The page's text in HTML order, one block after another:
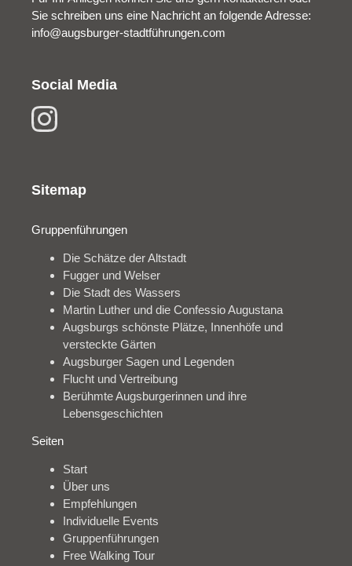
Sie schreiben uns eine Nachricht an folgende Adresse:
info@augsburger-stadtführungen.com
Social Media
Sitemap
Gruppenführungen
Die Schätze der Altstadt
Fugger und Welser
Die Stadt des Wassers
Martin Luther und die Confessio Augustana
Augsburgs schönste Plätze, Innenhöfe und
versteckte Gärten
Augsburger Sagen und Legenden
Flucht und Vertreibung
Berühmte Augsburgerinnen und ihre
Lebensgeschichten
Seiten
Start
Über uns
Empfehlungen
Individuelle Events
Gruppenführungen
Free Walking Tour